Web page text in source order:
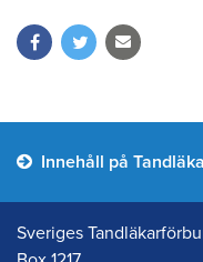
Innehåll på
Sveriges